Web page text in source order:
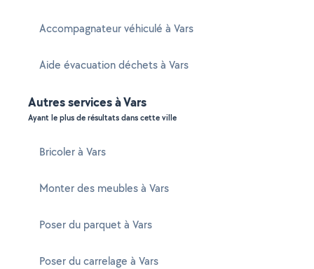
Accompagnateur véhiculé à Vars
Aide évacuation déchets à Vars
Autres services à Vars
Ayant le plus de résultats dans cette ville
Bricoler à Vars
Monter des meubles à Vars
Poser du parquet à Vars
Poser du carrelage à Vars